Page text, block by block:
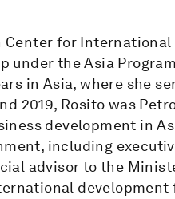
for International
under the Asia
in Asia, where she
2019, Rosito was
development in
including
advisor to the
development